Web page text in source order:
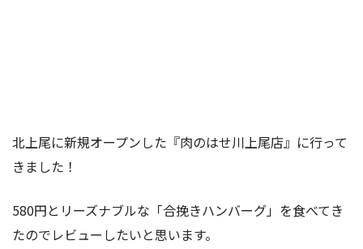
北上尾に新規オープンした『肉のはせ川上尾店』に行って
きました！
580円とリーズナブルな「合挽きハンバーグ」を食べてき
たのでレビューしたいと思います。